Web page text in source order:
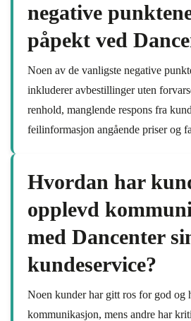
negative
påpekt ved
Noen av de vanligste negative
inkluderer avbestillinger uten
renhold, manglende respons fra
feilinformasjon angående priser og
Hvordan har
opplevd
med Dancenter
kundeservice?
Noen kunder har gitt ros for god og
kommunikasjon, mens andre har